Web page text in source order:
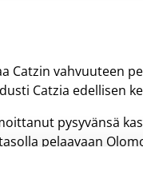
Catzin vahvuuteen
Catzia edellisen
pysyvänsä
pelaavaan